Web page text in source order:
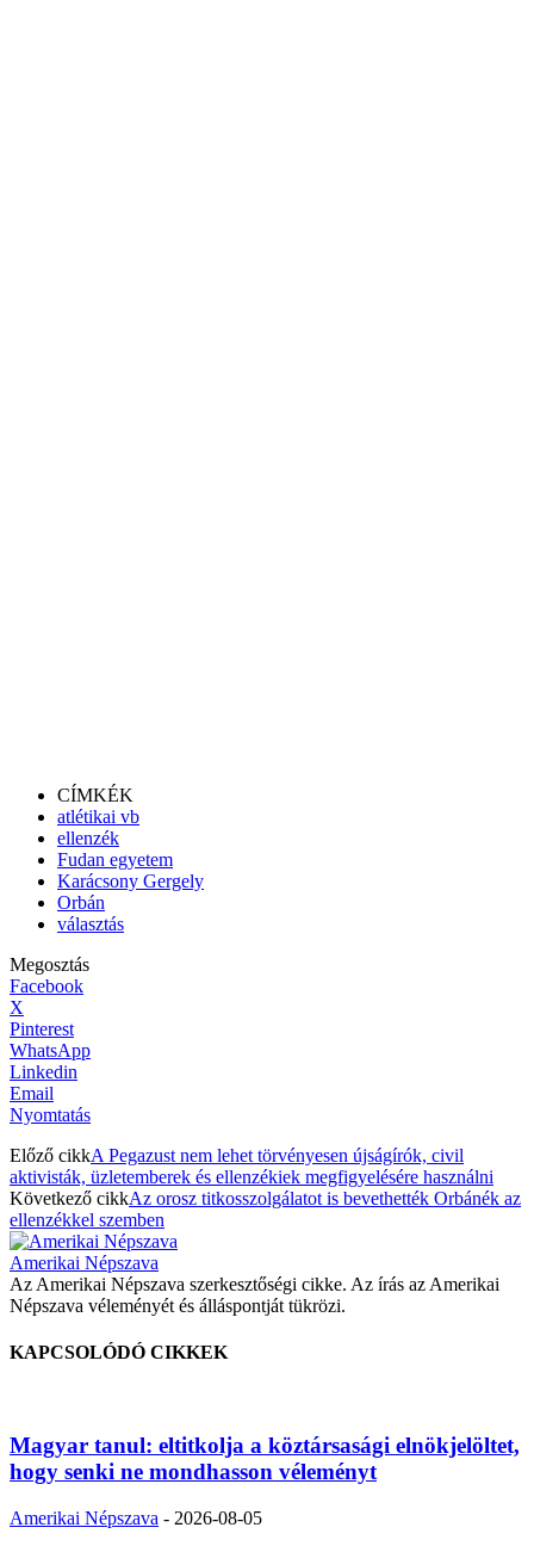
CÍMKÉK
atlétikai vb
ellenzék
Fudan egyetem
Karácsony Gergely
Orbán
választás
Megosztás
Facebook
X
Pinterest
WhatsApp
Linkedin
Email
Nyomtatás
Előző cikkA Pegazust nem lehet törvényesen újságírók, civil
aktivisták, üzletemberek és ellenzékiek megfigyelésére használni
Következő cikkAz orosz titkosszolgálatot is bevethették Orbánék az
ellenzékkel szemben
Amerikai Népszava
Az Amerikai Népszava szerkesztőségi cikke. Az írás az Amerikai
Népszava véleményét és álláspontját tükrözi.
KAPCSOLÓDÓ CIKKEK
Magyar tanul: eltitkolja a köztársasági elnökjelöltet,
hogy senki ne mondhasson véleményt
Amerikai Népszava - 2026-08-05